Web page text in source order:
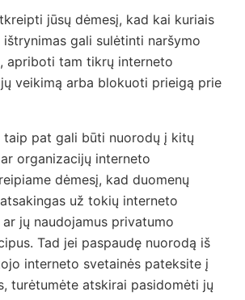
jūsų dėmesį, kad kai kuriais
gali sulėtinti naršymo
apriboti tam tikrų interneto
veikimą arba blokuoti prieigą prie
taip pat gali būti nuorodų į kitų
organizacijų interneto
dėmesį, kad duomenų
už tokių interneto
jų naudojamus privatumo
Tad jei paspaudę nuorodą iš
interneto svetainės pateksite į
turėtumėte atskirai pasidomėti jų